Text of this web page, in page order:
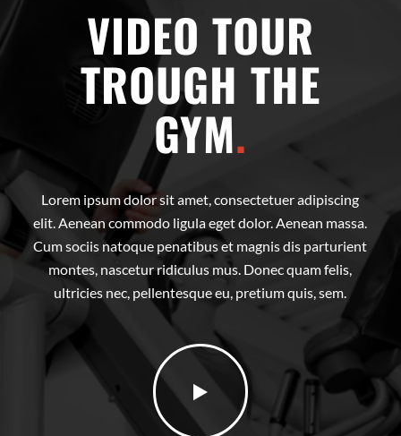
VIDEO TOUR
TROUGH THE
GYM.
Lorem ipsum dolor sit amet, consectetuer adipiscing
elit. Aenean commodo ligula eget dolor. Aenean massa.
Cum sociis natoque penatibus et magnis dis parturient
montes, nascetur ridiculus mus. Donec quam felis,
ultricies nec, pellentesque eu, pretium quis, sem.